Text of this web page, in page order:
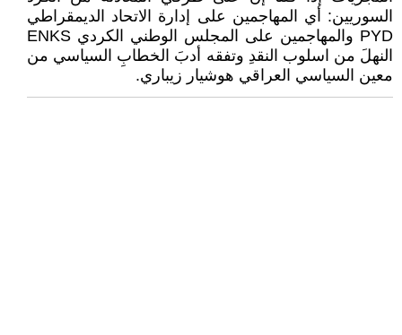
السوريين: أي المهاجمين على إدارة الاتحاد الديمقراطي
PYD والمهاجمين على المجلس الوطني الكردي ENKS
النهلَ من اسلوب النقدِ وتفقه أدبَ الخطابِ السياسي من
معين السياسي العراقي هوشيار زيباري.